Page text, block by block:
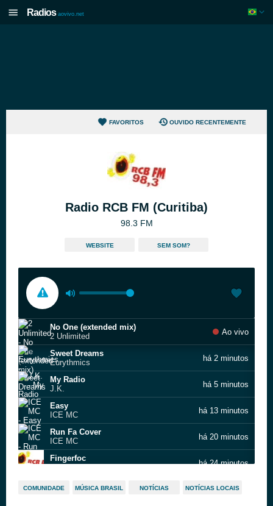
Radios aovivo.net
FAVORITOS OUVIDO RECENTEMENTE
Radio RCB FM (Curitiba)
98.3 FM
WEBSITE SEM SOM?
No One (extended mix)
2 Unlimited
Ao vivo
Sweet Dreams
Eurythmics
há 2 minutos
My Radio
J.K.
há 5 minutos
Easy
ICE MC
há 13 minutos
Run Fa Cover
ICE MC
há 20 minutos
Fingerfoc
há 24 minutos
Sun Is Shining
há 27 minutos
COMUNIDADE MÚSICA BRASIL NOTÍCIAS NOTÍCIAS LOCAIS